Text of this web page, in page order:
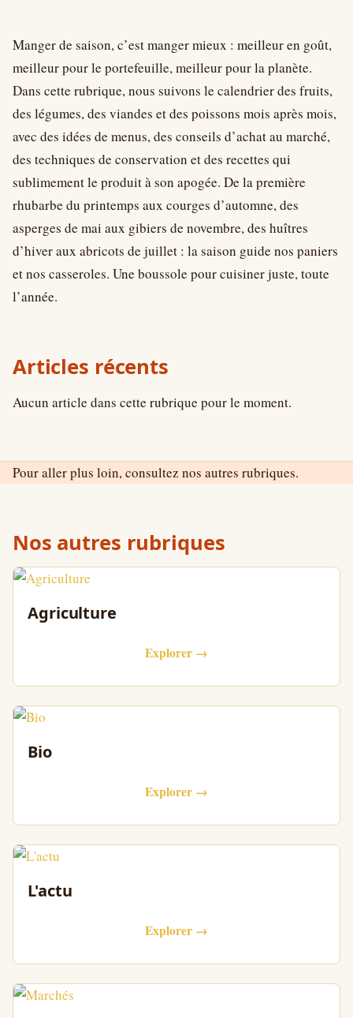
Manger de saison, c’est manger mieux : meilleur en goût,
meilleur pour le portefeuille, meilleur pour la planète.
Dans cette rubrique, nous suivons le calendrier des fruits,
des légumes, des viandes et des poissons mois après mois,
avec des idées de menus, des conseils d’achat au marché,
des techniques de conservation et des recettes qui
sublimement le produit à son apogée. De la première
rhubarbe du printemps aux courges d’automne, des
asperges de mai aux gibiers de novembre, des huîtres
d’hiver aux abricots de juillet : la saison guide nos paniers
et nos casseroles. Une boussole pour cuisiner juste, toute
l’année.
Articles récents
Aucun article dans cette rubrique pour le moment.
Pour aller plus loin, consultez nos autres rubriques.
Nos autres rubriques
Agriculture
Explorer →
Bio
Explorer →
L'actu
Explorer →